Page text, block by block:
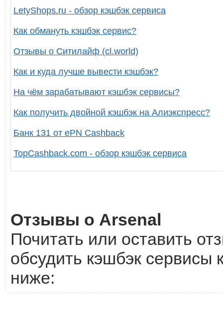
LetyShops.ru - обзор кэшбэк сервиса
Как обмануть кэшбэк сервис?
Отзывы о Ситилайф (cl.world)
Как и куда лучше вывести кэшбэк?
На чём зарабатывают кэшбэк сервисы?
Как получить двойной кэшбэк на Алиэкспресс?
Банк 131 от ePN Cashback
TopCashback.com - обзор кэшбэк сервиса
Отзывы о Arsenal
Почитать или оставить
обсудить кэшбэк сервисы
ниже: